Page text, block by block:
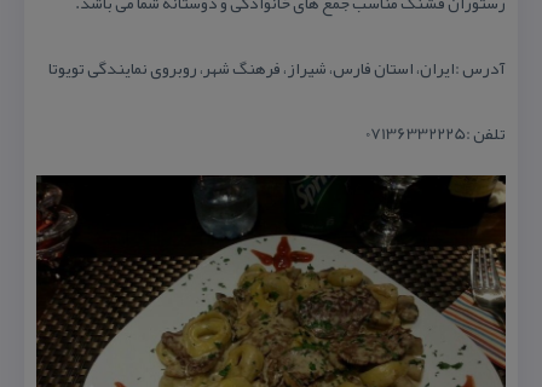
آدرس :ایران، استان فارس، شیراز، فرهنگ شهر، روبروی نمایندگی تویوتا
تلفن :07136332225